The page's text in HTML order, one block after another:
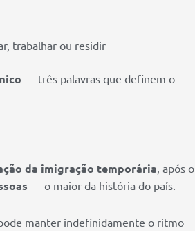
trabalhar ou residir
— três palavras que definem o
da imigração temporária , após o
— o maior da história do país.
pode manter indefinidamente o ritmo